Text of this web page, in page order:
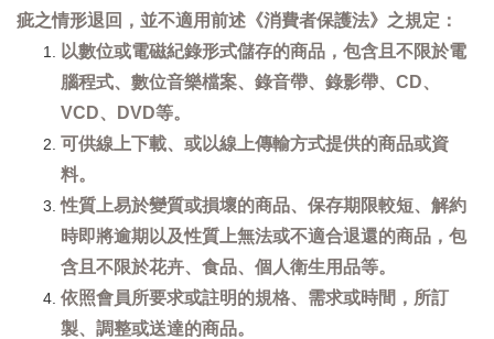
疵之情形退回，並不適用前述《消費者保護法》之規定：
以數位或電磁紀錄形式儲存的商品，包含且不限於電
腦程式、數位音樂檔案、錄音帶、錄影帶、CD、
VCD、DVD等。
可供線上下載、或以線上傳輸方式提供的商品或資
料。
性質上易於變質或損壞的商品、保存期限較短、解約
時即將逾期以及性質上無法或不適合退還的商品，包
含且不限於花卉、食品、個人衛生用品等。
依照會員所要求或註明的規格、需求或時間，所訂
製、調整或送達的商品。